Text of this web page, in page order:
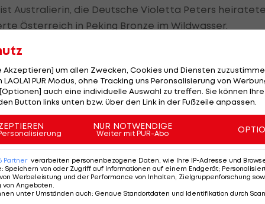
Australierin, die Deutsche Violetta Peters
Österreich in Peking Bronze im Wildwasser.
Großteil der erfolgreichsten heimischen
aus dem "System" kommen. Dem ÖOC, sowie den
diverse Reformpapiere geschrieben worden und
nationalen Schulterschluss, das Förderungs-
gezielt in einzelne Trainings-Gruppen und
wenig zu sehen.
auf. Aber, so lange Sesselkleber und
ÖOC-Generalsekretär Heinz Jungwirth,
Akzeptieren] um allen Zwecken, Cookies und Diensten
PUR Modus, ohne Tracking uns Peronsalisierung von
auch eine individuelle Auswahl zu treffen. Sie können
Button links unten bzw. über den Link in der Fußzeile anpassen.
NUR NOTWENDIGE
Weiter mit PUR-Abo
Partner verarbeiten personenbezogene Daten, wie Ihre IP-Adresse und
: Speichern von oder Zugriff auf Informationen auf einem Endgerät;
Werbeleistung und der Performance von Inhalten, Zielgruppenforschung
von Angeboten.
unter Umständen auch: Genaue Standortdaten und Identifikation durch